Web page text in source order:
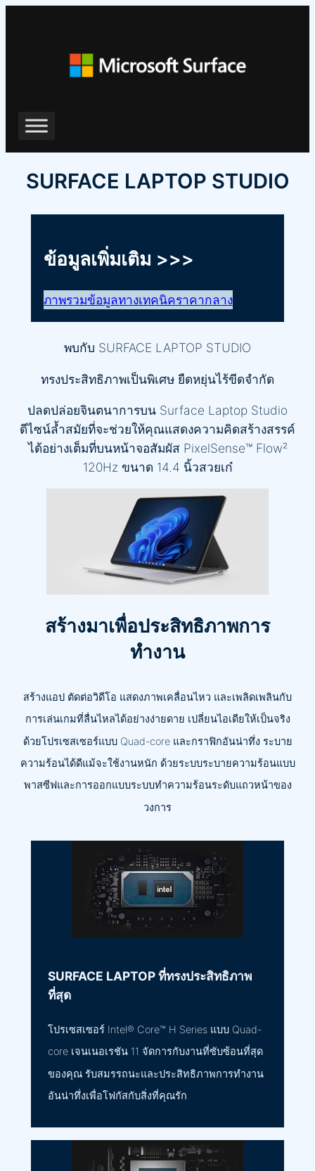
SURFACE LAPTOP STUDIO
ข้อมูลเพิ่มเติม >>>
ภาพรวมข้อมูลทางเทคนิคราคากลาง
พบกับ SURFACE LAPTOP STUDIO
ทรงประสิทธิภาพเป็นพิเศษ ยืดหยุ่นไร้ขีดจำกัด
ปลดปล่อยจินตนาการบน Surface Laptop Studio
ดีไซน์ล้ำสมัยที่จะช่วยให้คุณแสดงความคิดสร้างสรรค์
ได้อย่างเต็มที่บนหน้าจอสัมผัส PixelSense™ Flow²
120Hz ขนาด 14.4 นิ้วสวยเก๋
สร้างมาเพื่อประสิทธิภาพการ
ทำงาน
สร้างแอป ตัดต่อวิดีโอ แสดงภาพเคลื่อนไหว และเพลิดเพลินกับ
การเล่นเกมที่ลื่นไหลได้อย่างง่ายดาย เปลี่ยนไอเดียให้เป็นจริง
ด้วยโปรเซสเซอร์แบบ Quad-core และกราฟิกอันน่าทึ่ง ระบาย
ความร้อนได้ดีแม้จะใช้งานหนัก ด้วยระบบระบายความร้อนแบบ
พาสซีฟและการออกแบบระบบทำความร้อนระดับแถวหน้าของ
วงการ
SURFACE LAPTOP ที่ทรงประสิทธิภาพ
ที่สุด
โปรเซสเซอร์ Intel® Core™ H Series แบบ Quad-
core เจนเนอเรชัน 11 จัดการกับงานที่ซับซ้อนที่สุด
ของคุณ รับสมรรถนะและประสิทธิภาพการทำงาน
อันน่าทึ่งเพื่อโฟกัสกับสิ่งที่คุณรัก